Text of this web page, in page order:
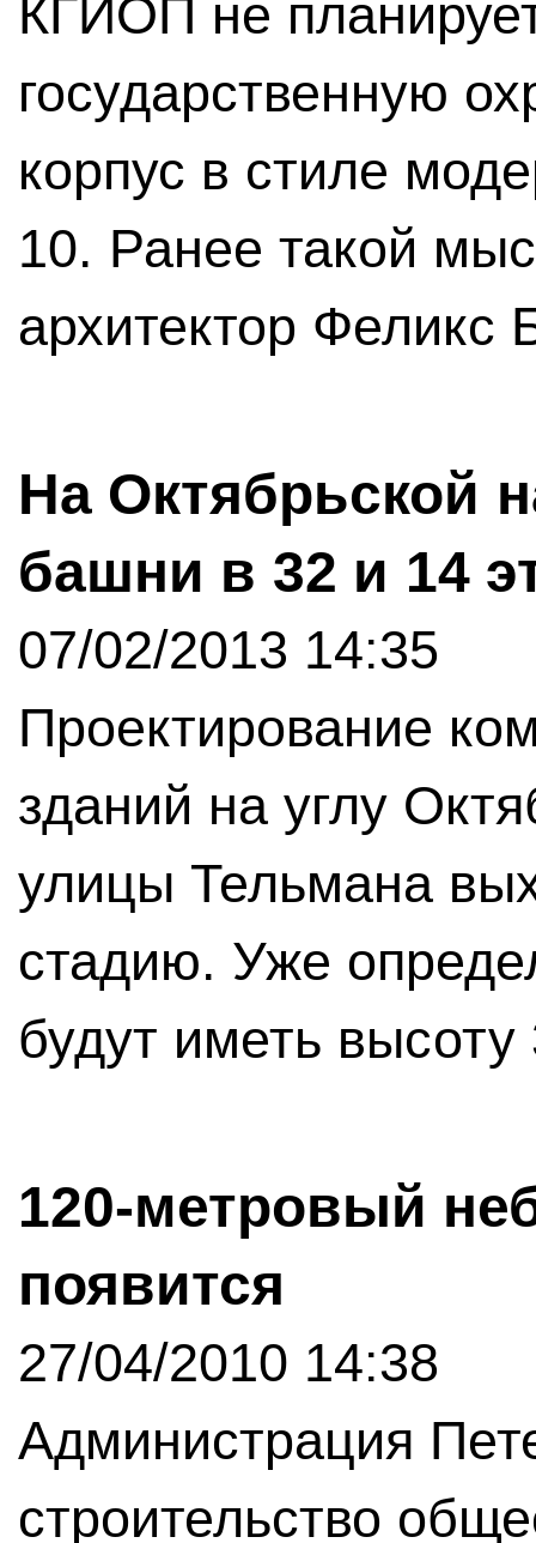
КГИОП не
государственную
корпус в стиле
10. Ранее такой
архитектор Феликс
На Октябрьской
башни в 32 и 14
07/02/2013 14:35
Проектирование
зданий на углу
улицы Тельмана
стадию. Уже
будут иметь
120-метровый
появится
27/04/2010 14:38
Администрация
строительство